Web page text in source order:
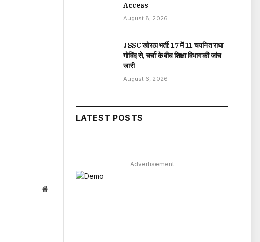
Website
Access
August 8, 2026
JSSC खोरठा भर्ती: 17 में 11 चयनित राधा
गोविंद से, चर्चा के बीच शिक्षा विभाग की जांच
जारी
August 6, 2026
LATEST POSTS
Advertisement